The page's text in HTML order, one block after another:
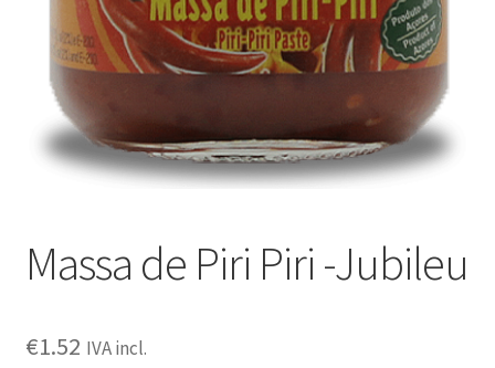
Massa de Piri Piri -Jubileu
€1.52 IVA incl.